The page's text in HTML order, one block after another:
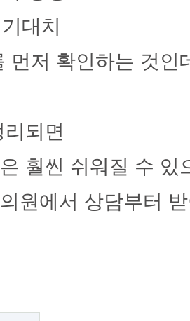
대치
먼저 확인하는 것인
되면
훨씬 쉬워질 수 있
원에서 상담부터